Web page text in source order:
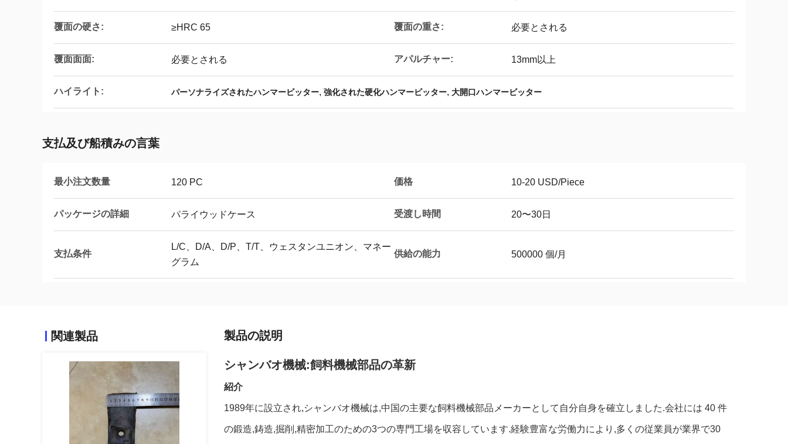
覆面の硬さ: ≥HRC 65 覆面の重さ: 必要とされる
覆面面面: 必要とされる アパルチャー: 13mm以上
ハイライト: パーソナライズされたハンマービッター, 強化された硬化ハンマービッター, 大開口ハンマービッター
支払及び船積みの言葉
最小注文数量 120 PC 価格 10-20 USD/Piece
パッケージの詳細 パライウッドケース 受渡し時間 20〜30日
支払条件
L/C、D/A、D/P、T/T、ウェスタンユニオン、マネー
グラム
供給の能力 500000 個/月
関連製品 製品の説明
シャンバオ機械:飼料機械部品の革新
紹介
1989年に設立され,シャンバオ機械は,中国の主要な飼料機械部品メーカーとして自分自身を確立しました.会社には 40 件
の鍛造,鋳造,掘削,精密加工のための3つの専門工場を収容しています.経験豊富な労働力により,多くの従業員が業界で30